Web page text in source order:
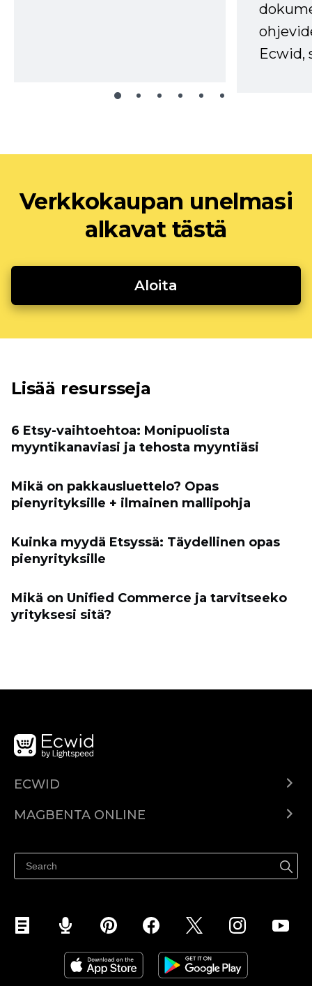
Ecwid,
Verkkokaupan unelmasi
alkavat tästä
Aloita
Lisää resursseja
6 Etsy-vaihtoehtoa: Monipuolista
myyntikanaviasi ja tehosta myyntiäsi
Mikä on pakkausluettelo? Opas
pienyrityksille + ilmainen mallipohja
Kuinka myydä Etsyssä: Täydellinen opas
pienyrityksille
Mikä on Unified Commerce ja tarvitseeko
yrityksesi sitä?
ECWID
Help center
MAGBENTA ONLINE
Ibenta sa Facebook